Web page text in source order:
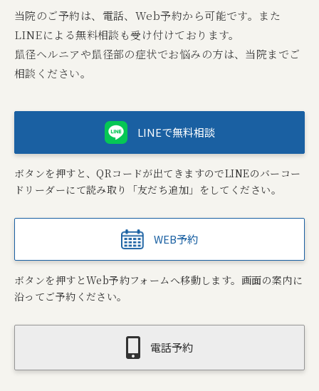
当院のご予約は、電話、Web予約から可能です。また
LINEによる無料相談も受け付けております。
鼠径ヘルニアや鼠径部の症状でお悩みの方は、当院までご
相談ください。
電話予約
WEB予約
ボタンを押すとWeb予約フォームへ移動します。画面の案内に
沿ってご予約ください。
LINEで無料相談
ボタンを押すと、QRコードが出てきますのでLINEのバーコー
ドリーダーにて読み取り「友だち追加」をしてください。